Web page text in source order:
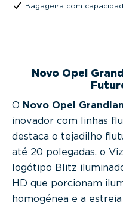
Bagageira com
Novo Opel
O Novo Opel
inovador com linhas
destaca o tejadilho
até 20 polegadas, o
logótipo Blitz
HD que porcionam
homogénea e a estreia